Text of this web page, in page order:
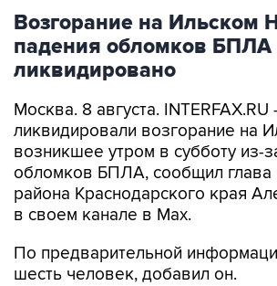
Возгорание на Ильском
падения обломков БПЛА
ликвидировано
Москва. 8 августа.
ликвидировали возгорание на
возникшее утром в субботу из-
обломков БПЛА, сообщил глава
района Краснодарского края
в своем канале в Max.
По предварительной
шесть человек, добавил он.